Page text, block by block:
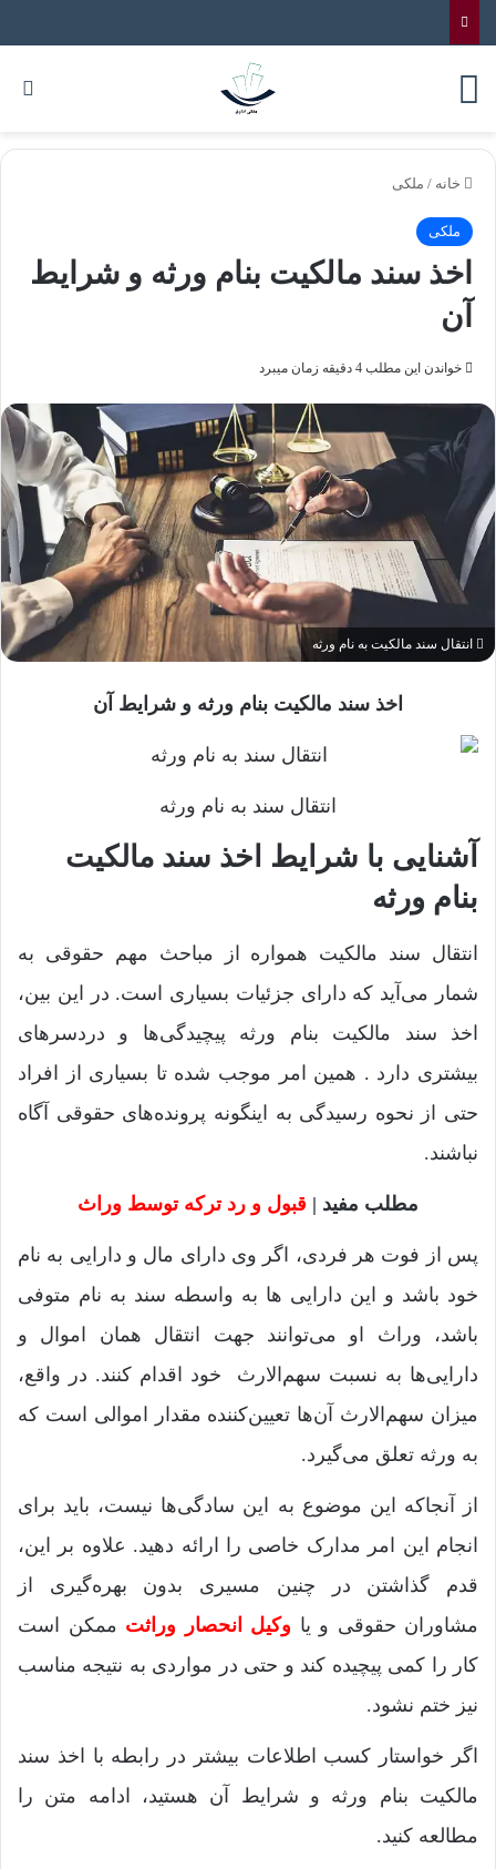
خانه / ملکی
ملکی
اخذ سند مالکیت بنام ورثه و شرایط
آن
خواندن این مطلب 4 دقیقه زمان میبرد
انتقال سند مالکیت به نام ورثه
اخذ سند مالکیت بنام ورثه و شرایط آن
انتقال سند به نام ورثه
آشنایی با شرایط اخذ سند مالکیت
بنام ورثه
انتقال سند مالکیت همواره از مباحث مهم حقوقی به
شمار می‌آید که دارای جزئیات بسیاری است. در این بین،
اخذ سند مالکیت بنام ورثه پیچیدگی‌ها و دردسرهای
بیشتری دارد . همین امر موجب شده تا بسیاری از افراد
حتی از نحوه رسیدگی به اینگونه پرونده‌‌های حقوقی آگاه
نباشند.
مطلب مفید | قبول و رد ترکه توسط وراث
پس از فوت هر فردی، اگر وی دارای مال و دارایی‌ به نام
خود باشد و این دارایی ها به واسطه سند به نام متوفی
باشد، وراث او می‌توانند جهت انتقال همان اموال و
دارایی‌ها به نسبت سهم‌الارث خود اقدام کنند. در واقع،
میزان سهم‌الارث آن‌ها تعیین‌کننده مقدار اموالی است که
به ورثه تعلق می‌گیرد.
از آنجاکه این موضوع به این سادگی‌ها نیست، باید برای
انجام این امر مدارک خاصی را ارائه دهید. علاوه بر این،
قدم گذاشتن در چنین مسیری بدون بهره‌گیری از
مشاوران حقوقی و یا وکیل انحصار وراثت ممکن است
کار را کمی پیچیده کند و حتی در مواردی به نتیجه مناسب
نیز ختم نشود.
اگر خواستار کسب اطلاعات بیشتر در رابطه با اخذ سند
مالکیت بنام ورثه و شرایط آن هستید، ادامه متن را
مطالعه کنید.